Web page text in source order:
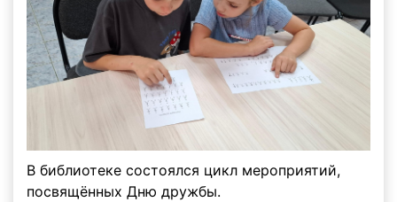
В библиотеке состоялся цикл мероприятий,
посвящённых Дню дружбы.